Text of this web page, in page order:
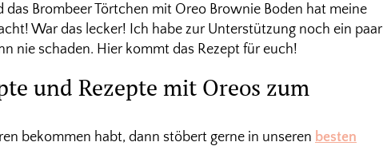
Brombeer Törtchen mit Oreo Brownie Boden hat meine
War das lecker! Ich habe zur Unterstützung noch ein paar
nie schaden. Hier kommt das Rezept für euch!
und Rezepte mit Oreos zum
bekommen habt, dann stöbert gerne in unseren besten